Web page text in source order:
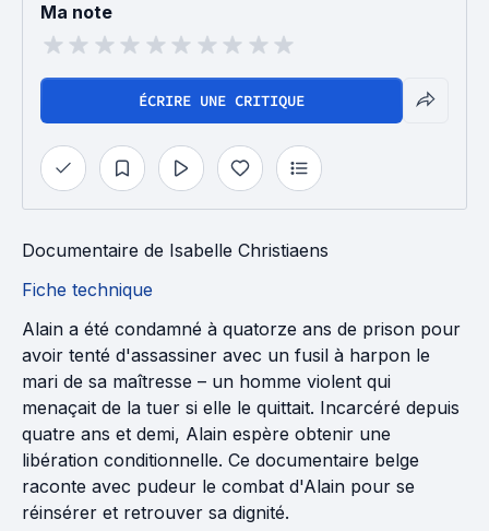
Ma note
ÉCRIRE UNE CRITIQUE
Documentaire de Isabelle Christiaens
Fiche technique
Alain a été condamné à quatorze ans de prison pour
avoir tenté d'assassiner avec un fusil à harpon le
mari de sa maîtresse – un homme violent qui
menaçait de la tuer si elle le quittait. Incarcéré depuis
quatre ans et demi, Alain espère obtenir une
libération conditionnelle. Ce documentaire belge
raconte avec pudeur le combat d'Alain pour se
réinsérer et retrouver sa dignité.